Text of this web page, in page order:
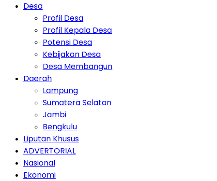
Desa
Profil Desa
Profil Kepala Desa
Potensi Desa
Kebijakan Desa
Desa Membangun
Daerah
Lampung
Sumatera Selatan
Jambi
Bengkulu
Liputan Khusus
ADVERTORIAL
Nasional
Ekonomi